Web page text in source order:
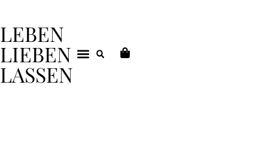
LEBEN
LIEBEN
LASSEN